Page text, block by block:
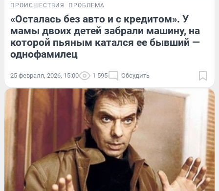
ПРОИСШЕСТВИЯ ПРОБЛЕМА
«Осталась без авто и с кредитом». У
мамы двоих детей забрали машину, на
которой пьяным катался ее бывший —
однофамилец
25 февраля, 2026, 15:00 1 595 Обсудить